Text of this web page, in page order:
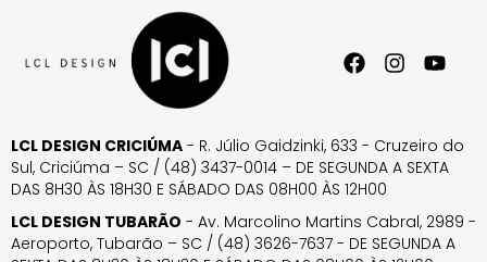
LCL DESIGN CRICIÚMA - R. Júlio Gaidzinki, 633 - Cruzeiro do
Sul, Criciúma – SC / (48) 3437-0014 – DE SEGUNDA A SEXTA
DAS 8H30 ÀS 18H30 E SÁBADO DAS 08H00 ÀS 12H00
LCL DESIGN TUBARÃO - Av. Marcolino Martins Cabral, 2989 -
Aeroporto, Tubarão – SC / (48) 3626-7637 - DE SEGUNDA A